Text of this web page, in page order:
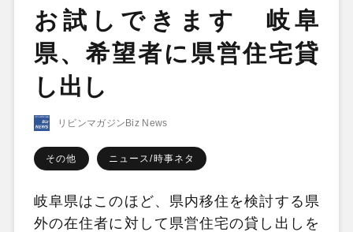
お試しできます 岐阜
県、希望者に県営住宅貸
し出し
リビンマガジンBiz News
その他 ニュース/時事ネタ
岐阜県はこのほど、県内移住を検討する県
外の在住者に対して県営住宅の貸し出しを